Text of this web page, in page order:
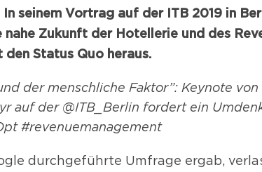
seinem Vortrag auf der ITB 2019 in
nahe Zukunft der Hotellerie und des
Status Quo heraus.
der menschliche Faktor”: Keynote von
auf der @ITB_Berlin fordert ein
#revenuemanagement
durchgeführte Umfrage ergab,